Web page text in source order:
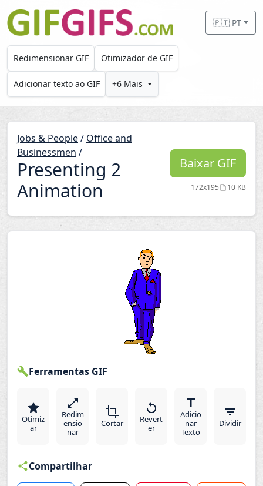
Skip to main content
🇵🇹 PT
Redimensionar GIF Otimizador de GIF
Adicionar texto ao GIF +6 Mais
Jobs & People/ Office and
Businessmen /
Presenting 2
Animation
Baixar GIF
172x195 10 KB
Ferramentas GIF
Otimiz
ar
Redim
ensio
nar
Cortar
Revert
er
Adicio
nar
Texto
Dividir
Compartilhar